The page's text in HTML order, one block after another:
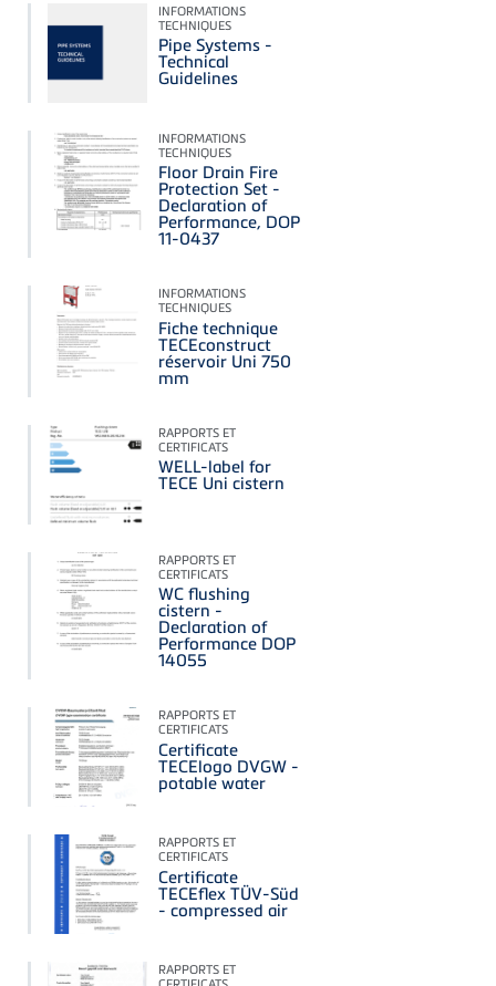
INFORMATIONS
TECHNIQUES
Pipe Systems -
Technical
Guidelines
INFORMATIONS
TECHNIQUES
Floor Drain Fire
Protection Set -
Declaration of
Performance, DOP
11-0437
INFORMATIONS
TECHNIQUES
Fiche technique
TECEconstruct
réservoir Uni 750
mm
RAPPORTS ET
CERTIFICATS
WELL-label for
TECE Uni cistern
RAPPORTS ET
CERTIFICATS
WC flushing
cistern -
Declaration of
Performance DOP
14055
RAPPORTS ET
CERTIFICATS
Certificate
TECElogo DVGW -
potable water
RAPPORTS ET
CERTIFICATS
Certificate
TECEflex TÜV-Süd
- compressed air
RAPPORTS ET